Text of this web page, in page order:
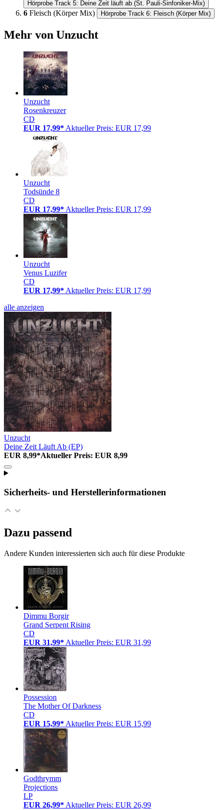
Hörprobe Track 5: Deine Zeit läuft ab (St. Pauli-Sinfoniker-Mix)
6 Fleisch (Körper Mix) Hörprobe Track 6: Fleisch (Körper Mix)
Mehr von Unzucht
Unzucht
Rosenkreuzer
CD
EUR 17,99* Aktueller Preis: EUR 17,99
Unzucht
Todsünde 8
CD
EUR 17,99* Aktueller Preis: EUR 17,99
Unzucht
Venus Luzifer
CD
EUR 17,99* Aktueller Preis: EUR 17,99
alle anzeigen
Unzucht
Deine Zeit Läuft Ab (EP)
EUR 8,99*Aktueller Preis: EUR 8,99
Sicherheits- und Herstellerinformationen
Dazu passend
Andere Kunden interessierten sich auch für diese Produkte
Dimmu Borgir
Grand Serpent Rising
CD
EUR 31,99* Aktueller Preis: EUR 31,99
Possession
The Mother Of Darkness
CD
EUR 15,99* Aktueller Preis: EUR 15,99
Godthrymm
Projections
LP
EUR 26,99* Aktueller Preis: EUR 26,99